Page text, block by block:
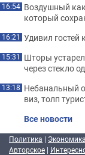
16:54 Воздушный
который
16:21 Удивил гостей
15:31 Шторы
через стекло
13:18 Небанальный
виз, толп
Все новости
Политика | Экономика
Авторское |